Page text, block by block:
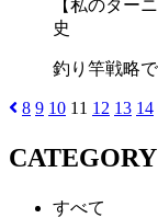
【私のター
史
釣り竿戦略
8 9 10 11 12 13 14
CATEGORY
すべて